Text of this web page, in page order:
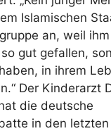
Islamischen
an, weil
gut gefallen,
in ihrem
Der Kinderarzt
die deutsche
in den